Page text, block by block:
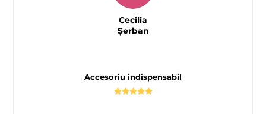
Accesoriu indispensabil
Cecilia
Şerban